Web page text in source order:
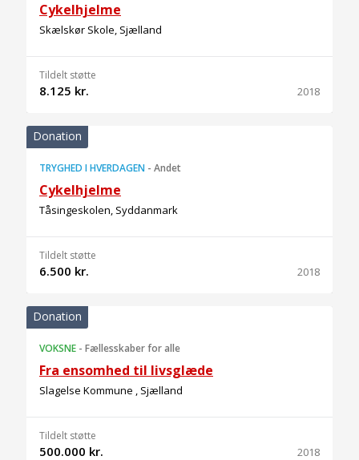
Cykelhjelme
Skælskør Skole, Sjælland
Tildelt støtte
8.125 kr. 2018
Donation
TRYGHED I HVERDAGEN - Andet
Cykelhjelme
Tåsingeskolen, Syddanmark
Tildelt støtte
6.500 kr. 2018
Donation
VOKSNE - Fællesskaber for alle
Fra ensomhed til livsglæde
Slagelse Kommune , Sjælland
Tildelt støtte
500.000 kr. 2018